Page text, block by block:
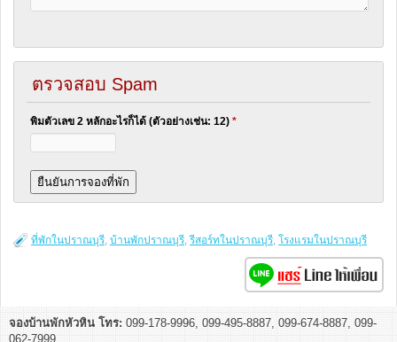
ตรวจสอบ Spam
พิมตัวเลข 2 หลักอะไรก็ได้ (ตัวอย่างเช่น: 12) *
ที่พักในปราณบุรี, บ้านพักปราณบุรี,รีสอร์ทในปราณบุรี, โรงแรมในปราณบุรี
จองบ้านพักหัวหิน โทร: 099-178-9996, 099-495-8887, 099-674-8887, 099-
062-7999